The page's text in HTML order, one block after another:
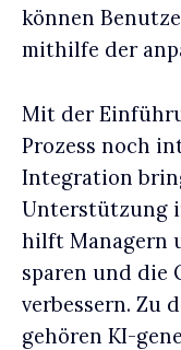
können
mithilfe der
Mit der
Prozess noch
Integration
Unterstützung
hilft Managern
sparen und die
verbessern. Zu
gehören KI-